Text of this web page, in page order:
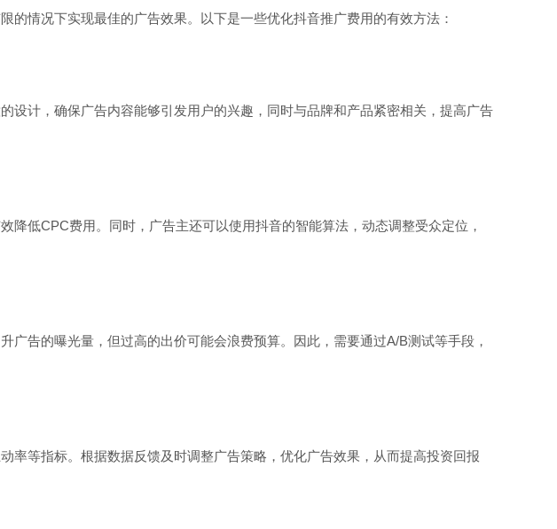
情况下实现最佳的广告效果。以下是一些优化抖音推广费用的有效方法：
设计，确保广告内容能够引发用户的兴趣，同时与品牌和产品紧密相关，提高广告
低CPC费用。同时，广告主还可以使用抖音的智能算法，动态调整受众定位，
告的曝光量，但过高的出价可能会浪费预算。因此，需要通过A/B测试等手段，
等指标。根据数据反馈及时调整广告策略，优化广告效果，从而提高投资回报